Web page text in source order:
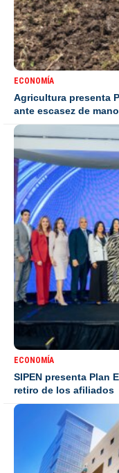
ECONOMÍA
Agricultura presenta
ante escasez de
ECONOMÍA
SIPEN presenta Plan
retiro de los afiliados